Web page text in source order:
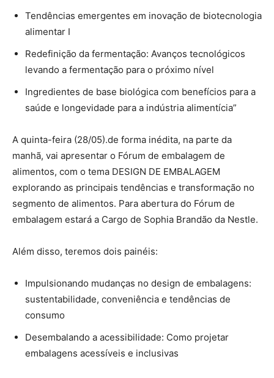
Tendências emergentes em inovação de biotecnologia
alimentar I
Redefinição da fermentação: Avanços tecnológicos
levando a fermentação para o próximo nível
Ingredientes de base biológica com benefícios para a
saúde e longevidade para a indústria alimentícia”
A quinta-feira (28/05).de forma inédita, na parte da
manhã, vai apresentar o Fórum de embalagem de
alimentos, com o tema DESIGN DE EMBALAGEM
explorando as principais tendências e transformação no
segmento de alimentos. Para abertura do Fórum de
embalagem estará a Cargo de Sophia Brandão da Nestle.
Além disso, teremos dois painéis:
Impulsionando mudanças no design de embalagens:
sustentabilidade, conveniência e tendências de
consumo
Desembalando a acessibilidade: Como projetar
embalagens acessíveis e inclusivas